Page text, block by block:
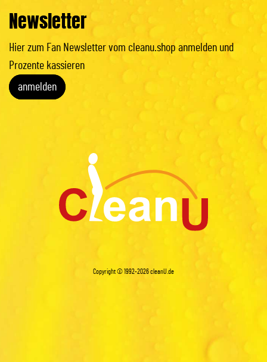
Newsletter
Hier zum Fan Newsletter vom cleanu.shop anmelden und
Prozente kassieren
anmelden
Copyright © 1992-2026cleanU.de